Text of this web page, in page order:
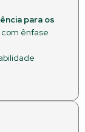
para os
com ênfase